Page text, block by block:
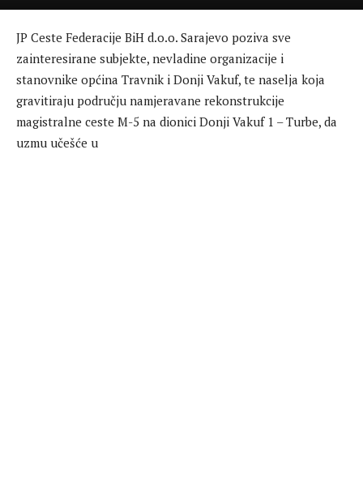
JP Ceste Federacije BiH d.o.o. Sarajevo poziva sve
zainteresirane subjekte, nevladine organizacije i
stanovnike općina Travnik i Donji Vakuf, te naselja koja
gravitiraju području namjeravane rekonstrukcije
magistralne ceste M-5 na dionici Donji Vakuf 1 – Turbe, da
uzmu učešće u